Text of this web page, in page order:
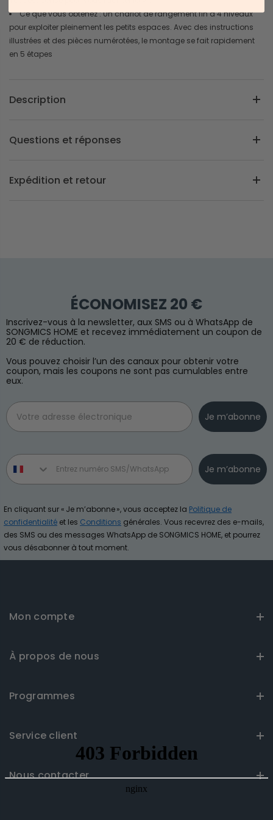
Ce que vous obtenez : Un chariot de rangement fin à 4 niveaux
pour exploiter pleinement les petits espaces. Avec des instructions
illustrées et des pièces numérotées, le montage se fait rapidement
en 5 étapes
Description
Questions et réponses
Expédition et retour
ÉCONOMISEZ 20 €
Inscrivez-vous à la newsletter, aux SMS ou à WhatsApp de
SONGMICS HOME et recevez immédiatement un coupon de
20 € de réduction.
Vous pouvez choisir l’un des canaux pour obtenir votre
coupon, mais les coupons ne sont pas cumulables entre
eux.
Email
Je m’abonne
Phone number
Je m’abonne
En cliquant sur « Je m’abonne », vous acceptez la Politique de
confidentialité et les Conditions générales. Vous recevrez des e-mails,
des SMS ou des messages WhatsApp de SONGMICS HOME, et pourrez
vous désabonner à tout moment.
Mon compte
À propos de nous
Programmes
Service client
Nous contacter